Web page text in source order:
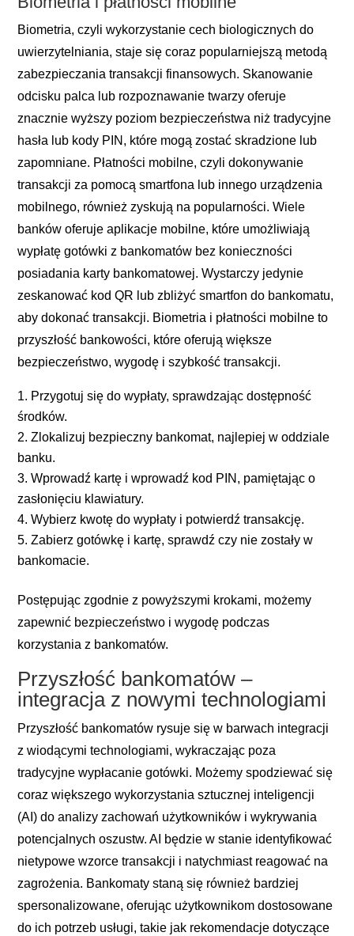
Biometria, czyli wykorzystanie cech biologicznych do
uwierzytelniania, staje się coraz popularniejszą metodą
zabezpieczania transakcji finansowych. Skanowanie
odcisku palca lub rozpoznawanie twarzy oferuje
znacznie wyższy poziom bezpieczeństwa niż tradycyjne
hasła lub kody PIN, które mogą zostać skradzione lub
zapomniane. Płatności mobilne, czyli dokonywanie
transakcji za pomocą smartfona lub innego urządzenia
mobilnego, również zyskują na popularności. Wiele
banków oferuje aplikacje mobilne, które umożliwiają
wypłatę gotówki z bankomatów bez konieczności
posiadania karty bankomatowej. Wystarczy jedynie
zeskanować kod QR lub zbliżyć smartfon do bankomatu,
aby dokonać transakcji. Biometria i płatności mobilne to
przyszłość bankowości, które oferują większe
bezpieczeństwo, wygodę i szybkość transakcji.
Przygotuj się do wypłaty, sprawdzając dostępność
środków.
Zlokalizuj bezpieczny bankomat, najlepiej w oddziale
banku.
Wprowadź kartę i wprowadź kod PIN, pamiętając o
zasłonięciu klawiatury.
Wybierz kwotę do wypłaty i potwierdź transakcję.
Zabierz gotówkę i kartę, sprawdź czy nie zostały w
bankomacie.
Postępując zgodnie z powyższymi krokami, możemy
zapewnić bezpieczeństwo i wygodę podczas
korzystania z bankomatów.
Przyszłość bankomatów –
integracja z nowymi technologiami
Przyszłość bankomatów rysuje się w barwach integracji
z wiodącymi technologiami, wykraczając poza
tradycyjne wypłacanie gotówki. Możemy spodziewać się
coraz większego wykorzystania sztucznej inteligencji
(AI) do analizy zachowań użytkowników i wykrywania
potencjalnych oszustw. AI będzie w stanie identyfikować
nietypowe wzorce transakcji i natychmiast reagować na
zagrożenia. Bankomaty staną się również bardziej
spersonalizowane, oferując użytkownikom dostosowane
do ich potrzeb usługi, takie jak rekomendacje dotyczące